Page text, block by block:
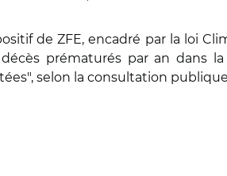
de ZFE, encadré par la loi
décès prématurés par an dans
selon la consultation